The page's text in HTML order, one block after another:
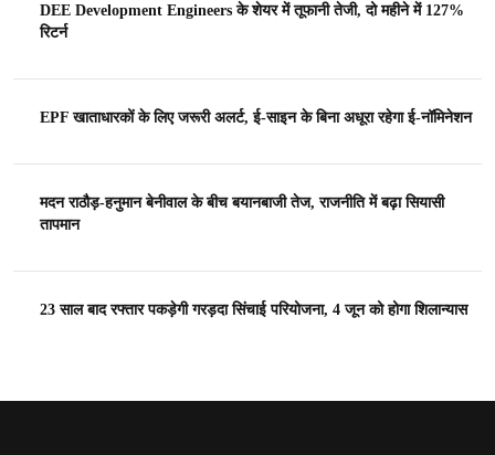
DEE Development Engineers के शेयर में तूफानी तेजी, दो महीने में 127%
रिटर्न
EPF खाताधारकों के लिए जरूरी अलर्ट, ई-साइन के बिना अधूरा रहेगा ई-नॉमिनेशन
मदन राठौड़-हनुमान बेनीवाल के बीच बयानबाजी तेज, राजनीति में बढ़ा सियासी
तापमान
23 साल बाद रफ्तार पकड़ेगी गरड़दा सिंचाई परियोजना, 4 जून को होगा शिलान्यास